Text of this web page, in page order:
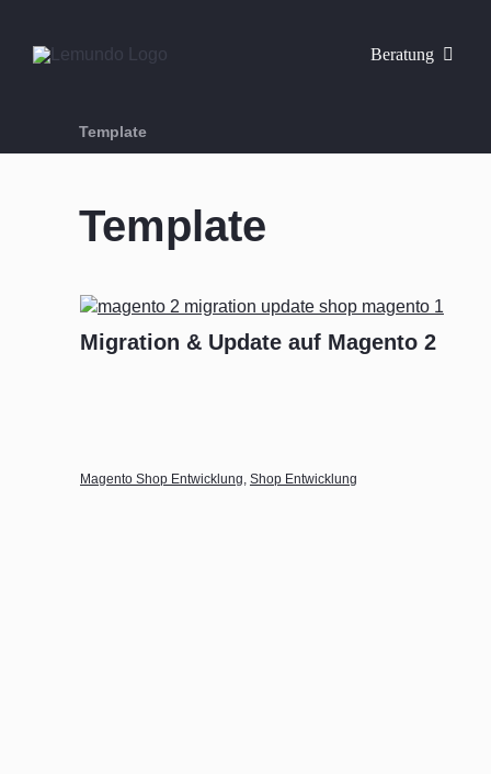
springen
Beratung
Template
Template
Migration & Update auf Magento 2
Magento Shop Entwicklung, Shop Entwicklung